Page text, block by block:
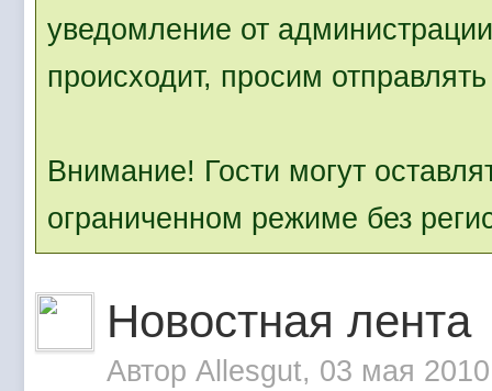
уведомление от
происходит, просим
Внимание! Гости могут
ограниченном режиме без
Новостная лента
Автор Allesgut, 03 мая